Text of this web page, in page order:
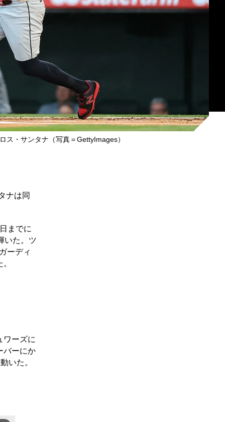
ス・サンタナ（写真＝GettyImages）
ナは同
までに
いた。ツ
ーディ
ーズに
バーにか
いた。